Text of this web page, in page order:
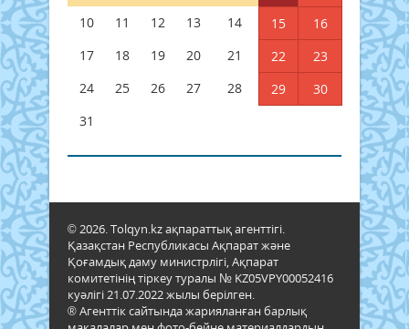
10
11 12 13 14 15
16
17
18 19 20 21 22
23
24
25 26 27 28 29
30
31
© 2026. Tolqyn.kz ақпараттық агенттігі.
Қазақстан Республикасы Ақпарат және
Қоғамдық даму министрлігі, Ақпарат
комитетінің тіркеу туралы № KZ05VPY00052416
куәлігі 21.07.2022 жылы берілген.
® Агенттік сайтында жарияланған барлық